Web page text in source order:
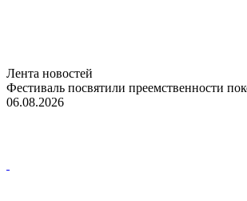
Лента новостей
Фестиваль посвятили преемственности
06.08.2026